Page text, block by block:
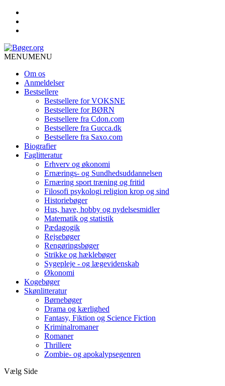
MENUMENU
Om os
Anmeldelser
Bestsellere
Bestsellere for VOKSNE
Bestsellere for BØRN
Bestsellere fra Cdon.com
Bestsellere fra Gucca.dk
Bestsellere fra Saxo.com
Biografier
Faglitteratur
Erhverv og økonomi
Ernærings- og Sundhedsuddannelsen
Ernæring sport træning og fritid
Filosofi psykologi religion krop og sind
Historiebøger
Hus, have, hobby og nydelsesmidler
Matematik og statistik
Pædagogik
Rejsebøger
Rengøringsbøger
Strikke og hæklebøger
Sygepleje - og lægevidenskab
Økonomi
Kogebøger
Skønlitteratur
Børnebøger
Drama og kærlighed
Fantasy, Fiktion og Science Fiction
Kriminalromaner
Romaner
Thrillere
Zombie- og apokalypsegenren
Vælg Side